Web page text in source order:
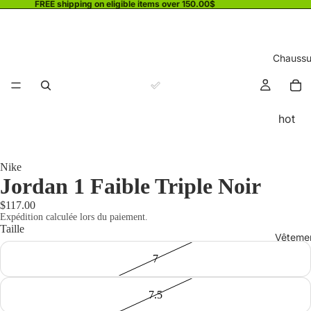
FREE shipping on eligible items over 150.00$
hot
Nike
Jordan 1 Faible Triple Noir
$117.00
Expédition calculée lors du paiement.
Taille
7
7.5